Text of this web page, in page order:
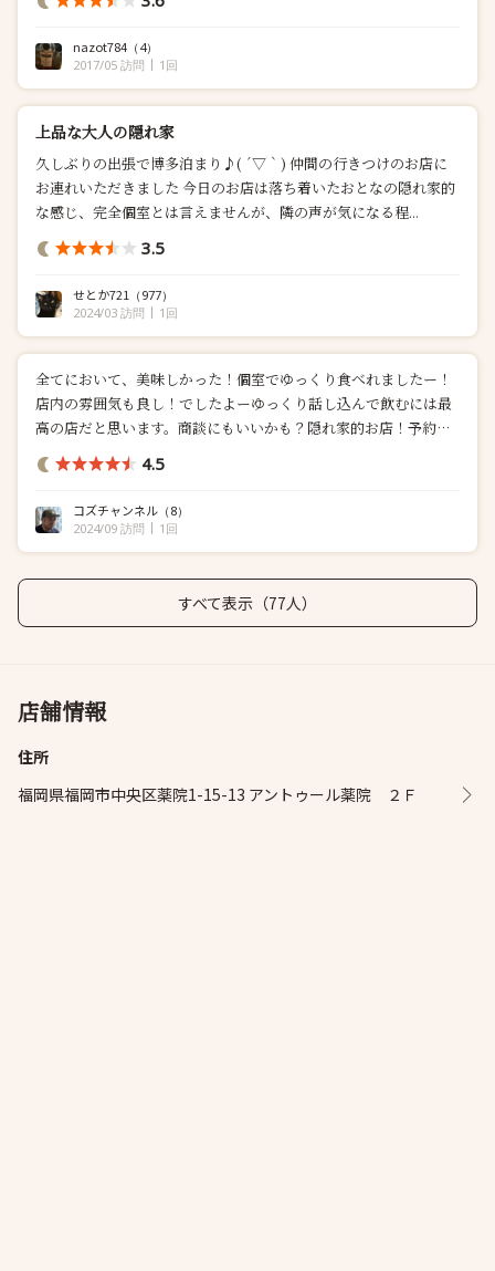
ン肉詰めもまた必ず頼むが生のピーマンにひき肉を乗せてる。 よ
イシューアイス(^^...
nazot784 （4）
2017/05 訪問
1回
上品な大人の隠れ家
久しぶりの出張で博多泊まり♪( ´▽｀) 仲間の行きつけのお店に
お連れいただきました 今日のお店は落ち着いたおとなの隠れ家的
な感じ、完全個室とは言えませんが、隣の声が気になる程...
3.5
せとか721 （977）
2024/03 訪問
1回
全てにおいて、美味しかった！個室でゆっくり食べれましたー！
店内の雰囲気も良し！でしたよーゆっくり話し込んで飲むには最
高の店だと思います。商談にもいいかも？隠れ家的お店！予約は
必須で...
4.5
コズチャンネル （8）
2024/09 訪問
1回
すべて表示（77人）
店舗情報
住所
福岡県福岡市中央区薬院1-15-13 アントゥール薬院 ２Ｆ